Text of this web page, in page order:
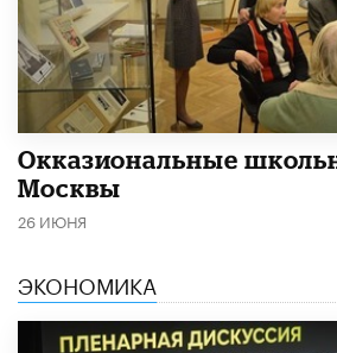
​Окказиональные
Москвы
26 ИЮНЯ
ЭКОНОМИКА